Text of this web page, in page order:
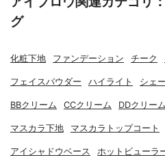
グ
化粧下地 ファンデーション チーク
フェイスパウダー ハイライト シェ
BBクリーム CCクリーム DDクリーム
マスカラ下地 マスカラトップコート
アイシャドウベース ホットビューラ